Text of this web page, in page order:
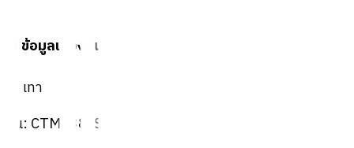
🛡️ ข้อมูลเบื้องต้น
สี: เทา
รุ่น: CTM138LS